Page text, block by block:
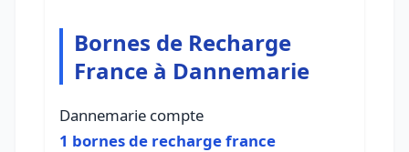
Bornes de Recharge
France à Dannemarie
Dannemarie compte
1 bornes de recharge france